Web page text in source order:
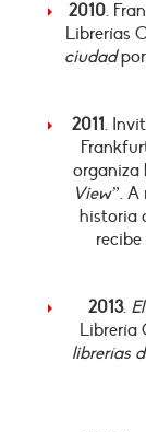
2010.
Librerías
ciudadpor
2011.
organiza
View”. A
historia
2013.
Librería
librerías